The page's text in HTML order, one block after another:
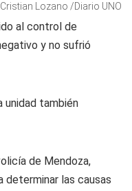
Lozano /Diario UNO
al control de
y no sufrió
unidad también
de Mendoza,
determinar las causas